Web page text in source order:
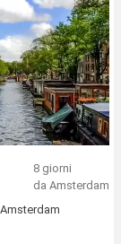
8 giorni
da Amsterdam